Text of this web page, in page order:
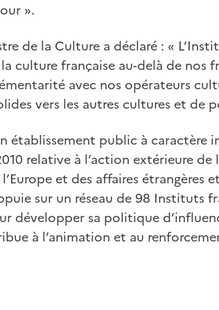
».
de la Culture a déclaré : «
culture française au-delà de nos
avec nos opérateurs
vers les autres cultures et de
établissement public à
relative à l’action extérieure de
et des affaires étrangères
sur un réseau de 98 Instituts
développer sa politique
à l’animation et au